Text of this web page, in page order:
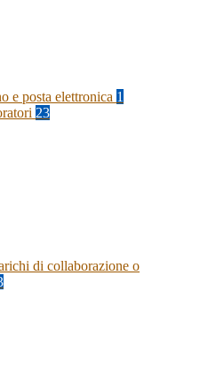
e posta elettronica 1
23
di collaborazione o